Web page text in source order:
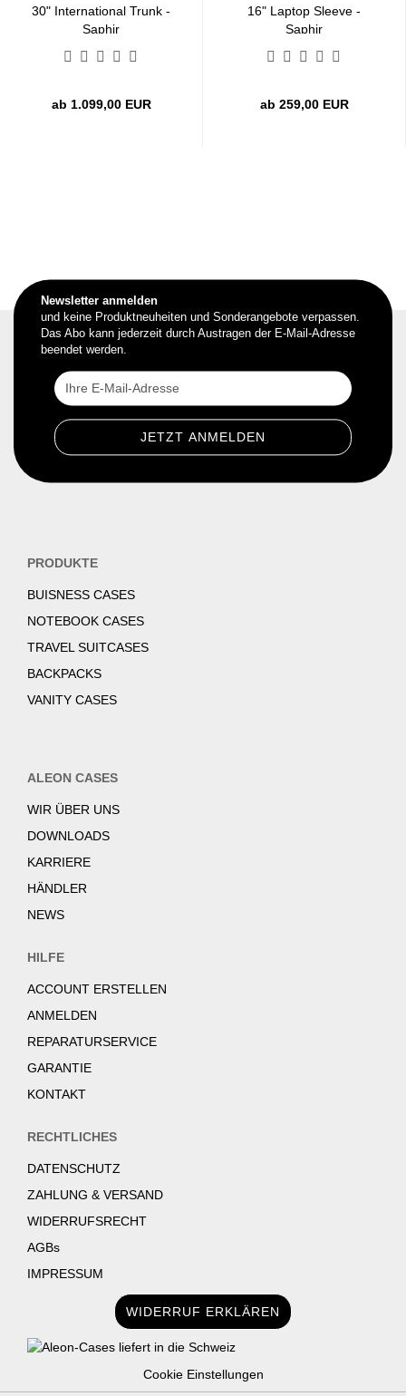
30" International Trunk -
Saphir
ab 1.099,00 EUR
16" Laptop Sleeve -
Saphir
ab 259,00 EUR
Newsletter anmelden
und keine Produktneuheiten und Sonderangebote verpassen.
Das Abo kann jederzeit durch Austragen der E-Mail-Adresse
beendet werden.
PRODUKTE
BUISNESS CASES
NOTEBOOK CASES
TRAVEL SUITCASES
BACKPACKS
VANITY CASES
ALEON CASES
WIR ÜBER UNS
DOWNLOADS
KARRIERE
HÄNDLER
NEWS
HILFE
ACCOUNT ERSTELLEN
ANMELDEN
REPARATURSERVICE
GARANTIE
KONTAKT
RECHTLICHES
DATENSCHUTZ
ZAHLUNG & VERSAND
WIDERRUFSRECHT
AGBs
IMPRESSUM
WIDERRUF ERKLÄREN
Cookie Einstellungen